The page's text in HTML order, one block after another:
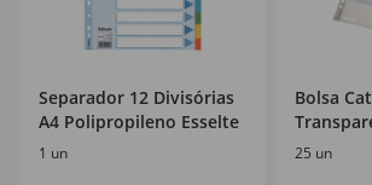
Separador 12 Divisórias
A4 Polipropileno Esselte
1 un
Bolsa
25 un